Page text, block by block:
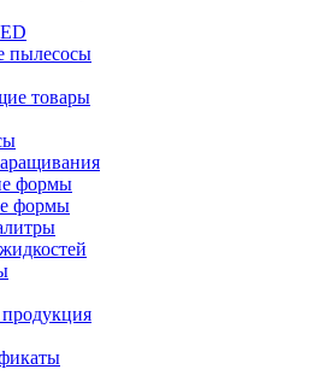
пылесосы
товары
формы
формы